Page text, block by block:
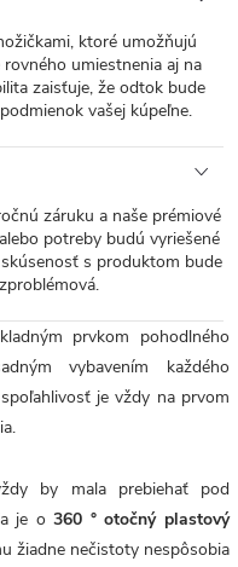
ktoré umožňujú
umiestnenia aj na
zaisťuje, že odtok bude
vašej kúpeľne.
záruku a naše prémiové
potreby budú vyriešené
s produktom bude
prvkom pohodlného
vybavením každého
je vždy na prvom
by mala prebiehať pod
je o360 ° otočný plastový
žiadne nečistoty nespôsobia